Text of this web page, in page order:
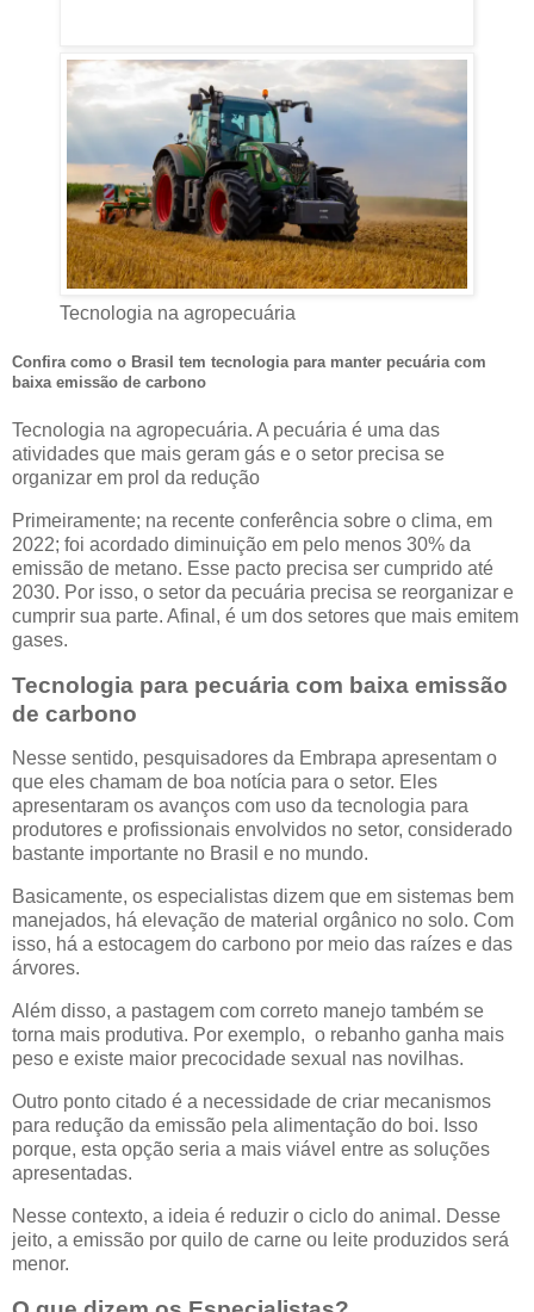
Tecnologia na agropecuária
Confira como o Brasil tem tecnologia para manter pecuária com
baixa emissão de carbono
Tecnologia na agropecuária. A pecuária é uma das
atividades que mais geram gás e o setor precisa se
organizar em prol da redução
Primeiramente; na recente conferência sobre o clima, em
2022; foi acordado diminuição em pelo menos 30% da
emissão de metano. Esse pacto precisa ser cumprido até
2030. Por isso, o setor da pecuária precisa se reorganizar e
cumprir sua parte. Afinal, é um dos setores que mais emitem
gases.
Tecnologia para pecuária com baixa emissão
de carbono
Nesse sentido, pesquisadores da Embrapa apresentam o
que eles chamam de boa notícia para o setor. Eles
apresentaram os avanços com uso da tecnologia para
produtores e profissionais envolvidos no setor, considerado
bastante importante no Brasil e no mundo.
Basicamente, os especialistas dizem que em sistemas bem
manejados, há elevação de material orgânico no solo. Com
isso, há a estocagem do carbono por meio das raízes e das
árvores.
Além disso, a pastagem com correto manejo também se
torna mais produtiva. Por exemplo, o rebanho ganha mais
peso e existe maior precocidade sexual nas novilhas.
Outro ponto citado é a necessidade de criar mecanismos
para redução da emissão pela alimentação do boi. Isso
porque, esta opção seria a mais viável entre as soluções
apresentadas.
Nesse contexto, a ideia é reduzir o ciclo do animal. Desse
jeito, a emissão por quilo de carne ou leite produzidos será
menor.